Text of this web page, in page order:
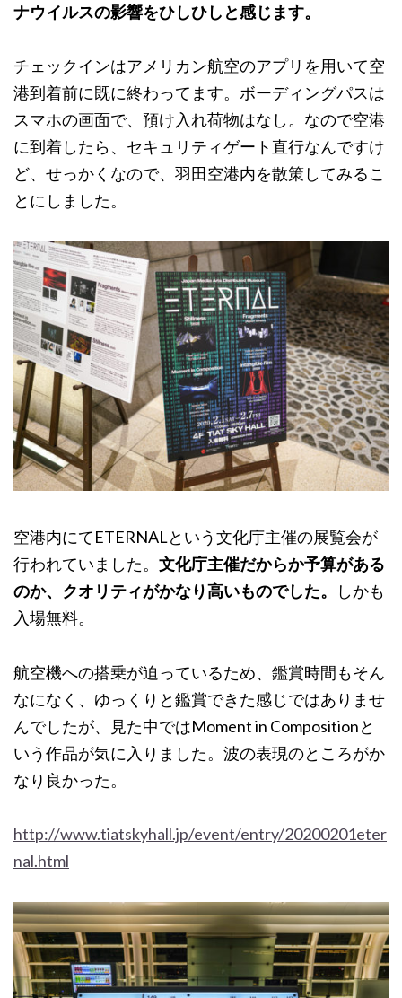
ナウイルスの影響をひしひしと感じます。
チェックインはアメリカン航空のアプリを用いて空
港到着前に既に終わってます。ボーディングパスは
スマホの画面で、預け入れ荷物はなし。なので空港
に到着したら、セキュリティゲート直行なんですけ
ど、せっかくなので、羽田空港内を散策してみるこ
とにしました。
空港内にてETERNALという文化庁主催の展覧会が
行われていました。 文化庁主催だからか予算がある
のか、クオリティがかなり高いものでした。
しかも
入場無料。
航空機への搭乗が迫っているため、鑑賞時間もそん
なになく、ゆっくりと鑑賞できた感じではありませ
んでしたが、見た中ではMoment in Compositionと
いう作品が気に入りました。波の表現のところがか
なり良かった。
http://www.tiatskyhall.jp/event/entry/20200201eter
nal.html